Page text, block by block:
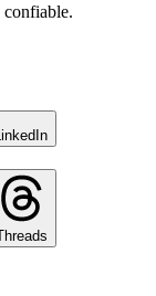
confiable.